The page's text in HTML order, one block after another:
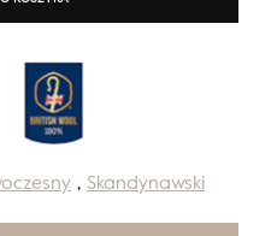
, Skandynawski